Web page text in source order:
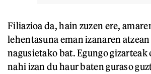
Filiazioa da, hain zuzen ere,
lehentasuna eman izanaren
nagusietako bat. Egungo gizarteak
nahi izan du haur baten guraso